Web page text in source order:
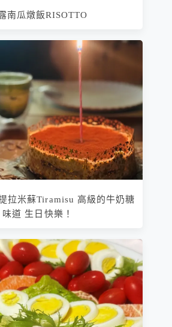
南瓜燉飯RISOTTO
拉米蘇Tiramisu 高級的牛奶糖
味道 生日快樂！